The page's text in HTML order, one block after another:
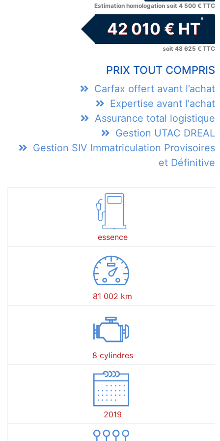
Estimation homologation soit 4 500 € TTC
42 010 € HT
soit 48 625 € TTC
PRIX TOUT COMPRIS
Carfax offert avant l’achat
Expertise avant l'achat
Assurance total logistique
Gestion UTAC DREAL
Gestion SIV Immatriculation Provisoires
et Définitive
essence
81 002 km
8 cylindres
2019